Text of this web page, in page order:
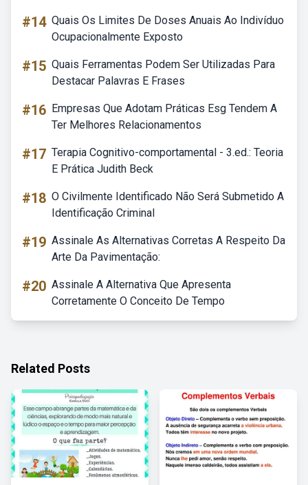
#14 Quais Os Limites De Doses Anuais Ao Indivíduo
Ocupacionalmente Exposto
#15 Quais Ferramentas Podem Ser Utilizadas Para
Destacar Palavras E Frases
#16 Empresas Que Adotam Práticas Esg Tendem A
Ter Melhores Relacionamentos
#17 Terapia Cognitivo-comportamental - 3.ed.: Teoria
E Prática Judith Beck
#18 O Civilmente Identificado Não Será Submetido A
Identificação Criminal
#19 Assinale As Alternativas Corretas A Respeito Da
Arte Da Pavimentação:
#20 Assinale A Alternativa Que Apresenta
Corretamente O Conceito De Tempo
Related Posts